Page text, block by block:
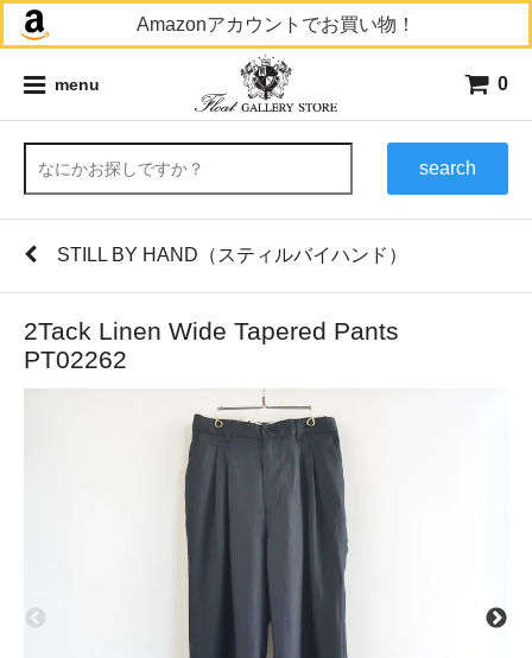
Amazonアカウントでお買い物！
menu 0
search
STILL BY HAND（スティルバイハンド）
2Tack Linen Wide Tapered Pants
PT02262